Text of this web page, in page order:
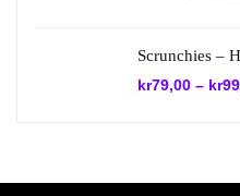
Scrunchies –
kr79,00 – kr